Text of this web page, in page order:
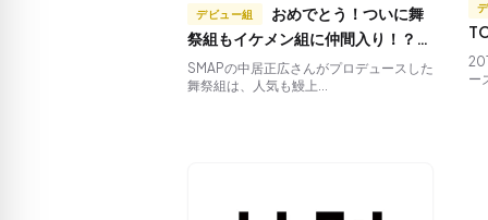
デビュー組
祭組もイケメン組に仲間入り！？ア
ルバム発売しちゃいます。
SMAPの中居正広さんがプロデュースした
舞祭組は、人気も鰻上...
熱
ー